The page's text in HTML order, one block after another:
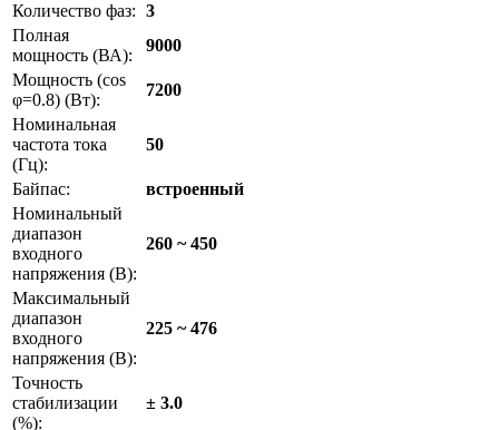
Количество фаз: 3
Полная
мощность (ВА):
9000
Мощность (cos
φ=0.8) (Вт):
7200
Номинальная
частота тока
(Гц):
50
Байпас:
встроенный
Номинальный
диапазон
входного
напряжения (В):
260 ~ 450
Максимальный
диапазон
входного
напряжения (В):
225 ~ 476
Точность
стабилизации
(%):
± 3.0